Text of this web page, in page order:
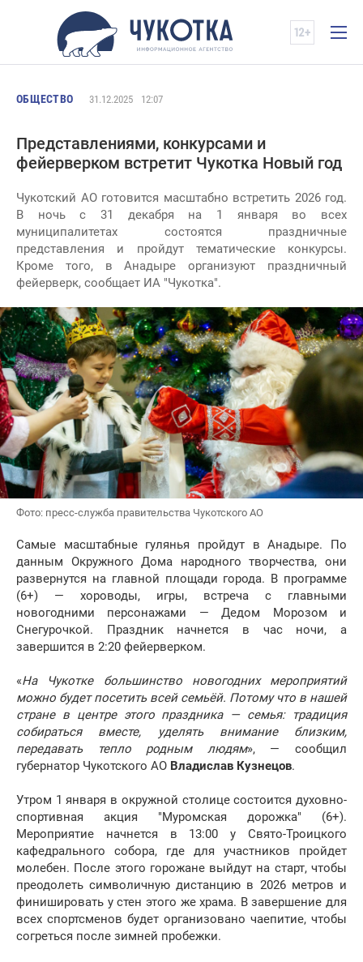
ОБЩЕСТВО 31.12.2025 12:07
Представлениями, конкурсами и
фейерверком встретит Чукотка Новый год
Чукотский АО готовится масштабно встретить 2026 год.
В ночь с 31 декабря на 1 января во всех
муниципалитетах состоятся праздничные
представления и пройдут тематические конкурсы.
Кроме того, в Анадыре организуют праздничный
фейерверк, сообщает ИА "Чукотка".
Фото: пресс-служба правительства Чукотского АО
Самые масштабные гулянья пройдут в Анадыре. По
данным Окружного Дома народного творчества, они
развернутся на главной площади города. В программе
(6+) — хороводы, игры, встреча с главными
новогодними персонажами — Дедом Морозом и
Снегурочкой. Праздник начнется в час ночи, а
завершится в 2:20 фейерверком.
«На Чукотке большинство новогодних мероприятий
можно будет посетить всей семьёй. Потому что в нашей
стране в центре этого праздника — семья: традиция
собираться вместе, уделять внимание близким,
передавать тепло родным людям», — сообщил
губернатор Чукотского АО Владислав Кузнецов.
Утром 1 января в окружной столице состоится духовно-
спортивная акция "Муромская дорожка" (6+).
Мероприятие начнется в 13:00 у Свято-Троицкого
кафедрального собора, где для участников пройдет
молебен. После этого горожане выйдут на старт, чтобы
преодолеть символичную дистанцию в 2026 метров и
финишировать у стен этого же храма. В завершение для
всех спортсменов будет организовано чаепитие, чтобы
согреться после зимней пробежки.